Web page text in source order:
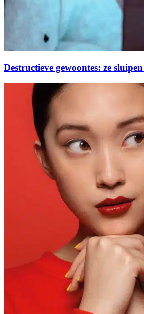
Destructieve gewoontes: ze